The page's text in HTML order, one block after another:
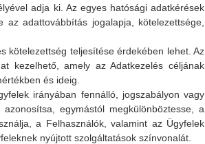
adja ki. Az egyes hatósági adatkérések
adattovábbítás jogalapja, kötelezettsége,
kötelezettség teljesítése érdekében lehet. Az
kezelhető, amely az Adatkezelés céljának
és ideig.
irányában fennálló, jogszabályon vagy
egymástól megkülönböztesse, a
a Felhasználók, valamint az Ügyfelek
nyújtott szolgáltatások színvonalát.